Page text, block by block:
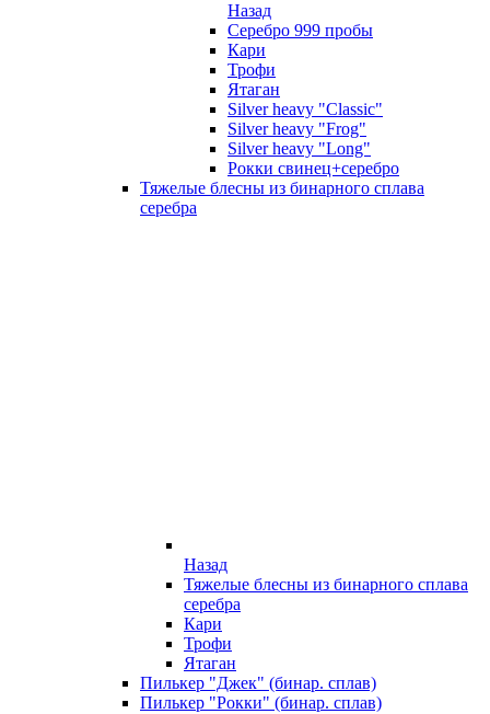
Назад
Серебро 999 пробы
Кари
Трофи
Ятаган
Silver heavy "Classic"
Silver heavy "Frog"
Silver heavy "Long"
Рокки свинец+серебро
Тяжелые блесны из бинарного сплава
серебра
Назад
Тяжелые блесны из бинарного сплава
серебра
Кари
Трофи
Ятаган
Пилькер "Джек" (бинар. сплав)
Пилькер "Рокки" (бинар. сплав)